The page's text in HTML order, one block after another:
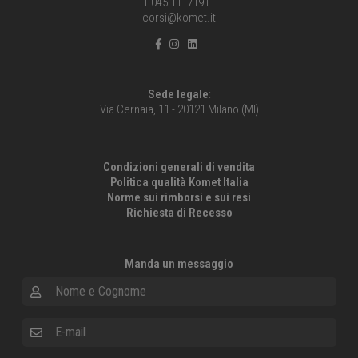
corsi@komet.it
Sede legale:
Via Cernaia, 11 - 20121 Milano (MI)
Condizioni generali di vendita
Politica qualità Komet Italia
Norme sui rimborsi e sui resi
Richiesta di Recesso
Manda un messaggio